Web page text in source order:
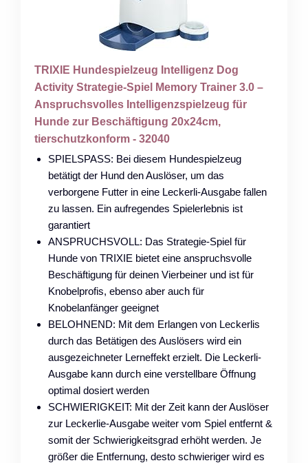
TRIXIE Hundespielzeug Intelligenz Dog
Activity Strategie-Spiel Memory Trainer 3.0 –
Anspruchsvolles Intelligenzspielzeug für
Hunde zur Beschäftigung 20x24cm,
tierschutzkonform - 32040
SPIELSPASS: Bei diesem Hundespielzeug
betätigt der Hund den Auslöser, um das
verborgene Futter in eine Leckerli-Ausgabe fallen
zu lassen. Ein aufregendes Spielerlebnis ist
garantiert
ANSPRUCHSVOLL: Das Strategie-Spiel für
Hunde von TRIXIE bietet eine anspruchsvolle
Beschäftigung für deinen Vierbeiner und ist für
Knobelprofis, ebenso aber auch für
Knobelanfänger geeignet
BELOHNEND: Mit dem Erlangen von Leckerlis
durch das Betätigen des Auslösers wird ein
ausgezeichneter Lerneffekt erzielt. Die Leckerli-
Ausgabe kann durch eine verstellbare Öffnung
optimal dosiert werden
SCHWIERIGKEIT: Mit der Zeit kann der Auslöser
zur Leckerlie-Ausgabe weiter vom Spiel entfernt &
somit der Schwierigkeitsgrad erhöht werden. Je
größer die Entfernung, desto schwieriger wird es